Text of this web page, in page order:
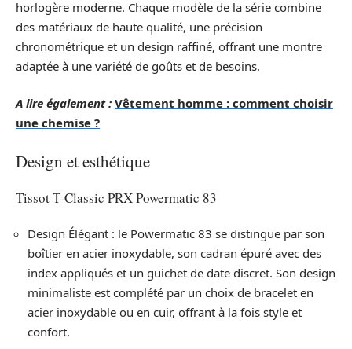
horlogère moderne. Chaque modèle de la série combine
des matériaux de haute qualité, une précision
chronométrique et un design raffiné, offrant une montre
adaptée à une variété de goûts et de besoins.
A lire également : Vêtement homme : comment choisir
une chemise ?
Design et esthétique
Tissot T-Classic PRX Powermatic 83
Design Élégant : le Powermatic 83 se distingue par son
boîtier en acier inoxydable, son cadran épuré avec des
index appliqués et un guichet de date discret. Son design
minimaliste est complété par un choix de bracelet en
acier inoxydable ou en cuir, offrant à la fois style et
confort.